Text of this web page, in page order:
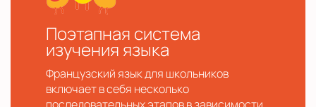
Поэтапная система
изучения языка
Французский язык для школьников
включает в себя несколько